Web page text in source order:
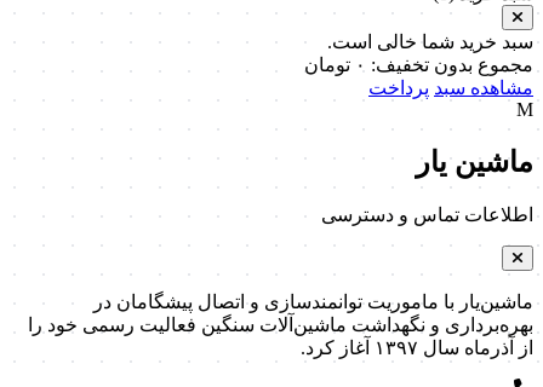
سبد خرید شما خالی است.
مجموع بدون تخفیف: ۰ تومان
مشاهده سبد پرداخت
M
ماشین یار
اطلاعات تماس و دسترسی
ماشین‌یار با ماموریت توانمندسازی و اتصال پیشگامان در
بهره‌برداری و نگهداشت ماشین‌آلات سنگین فعالیت رسمی خود را
از آذرماه سال ۱۳۹۷ آغاز کرد.